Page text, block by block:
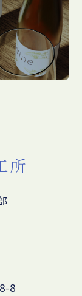
所
8